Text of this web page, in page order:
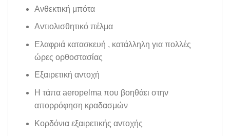
Ανθεκτική μπότα
Αντιολισθητικό πέλμα
Ελαφριά κατασκευή , κατάλληλη για πολλές
ώρες ορθοστασίας
Εξαιρετική αντοχή
Η τάπα aeropelma που βοηθάει στην
απορρόφηση κραδασμών
Κορδόνια εξαιρετικής αντοχής